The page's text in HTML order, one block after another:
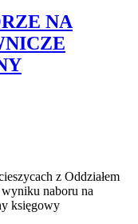
NA
z Oddziałem
naboru na
księgowy